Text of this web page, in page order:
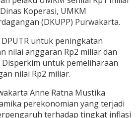
Koperasi, UMKM
(DKUPP) Purwakarta.
untuk peningkatan
nilai anggaran Rp2 miliar dan
Disperkim untuk pemeliharaan
nilai Rp2 miliar.
Anne Ratna Mustika
perekonomian yang terjadi
terhadap tingkat inflasi